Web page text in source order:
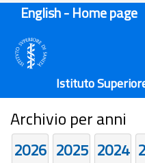
English - Home page
Istituto
Archivio per anni
2026 2025 2024